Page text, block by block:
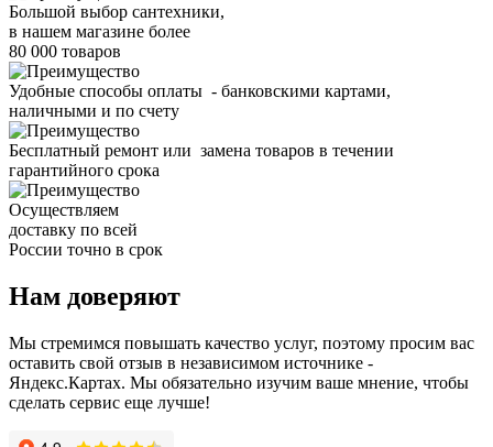
Большой выбор сантехники,
в нашем магазине более
80 000 товаров
Удобные способы оплаты - банковскими картами,
наличными и по счету
Бесплатный ремонт или замена товаров в течении
гарантийного срока
Осуществляем
доставку по всей
России точно в срок
Нам доверяют
Мы стремимся повышать качество услуг, поэтому просим вас
оставить свой отзыв в независимом источнике -
Яндекс.Картах. Мы обязательно изучим ваше мнение, чтобы
сделать сервис еще лучше!